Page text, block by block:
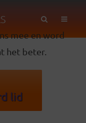
mee en word
het beter.
lid